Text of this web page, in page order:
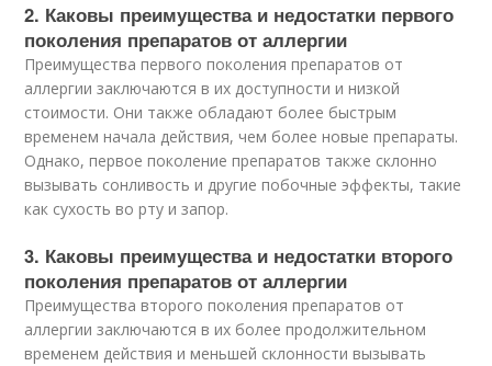
2. Каковы преимущества и недостатки первого
поколения препаратов от аллергии
Преимущества первого поколения препаратов от
аллергии заключаются в их доступности и низкой
стоимости. Они также обладают более быстрым
временем начала действия, чем более новые препараты.
Однако, первое поколение препаратов также склонно
вызывать сонливость и другие побочные эффекты, такие
как сухость во рту и запор.
3. Каковы преимущества и недостатки второго
поколения препаратов от аллергии
Преимущества второго поколения препаратов от
аллергии заключаются в их более продолжительном
временем действия и меньшей склонности вызывать